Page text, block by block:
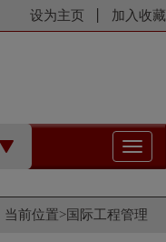
设为主页 加入收藏
切
换
航
当前位置>国际工程管理